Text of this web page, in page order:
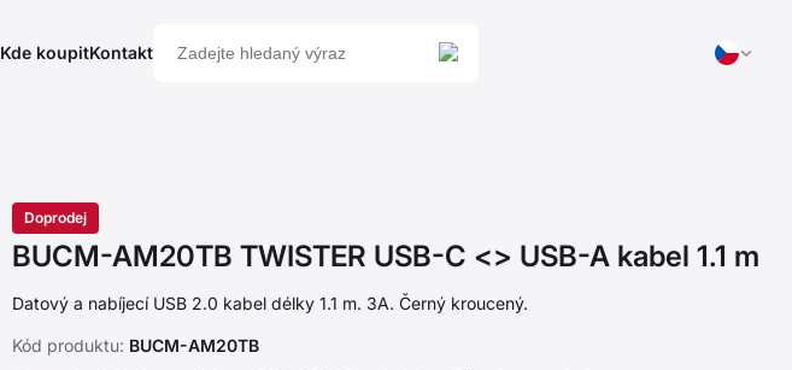
Kde koupitKontakt
Doprodej
BUCM-AM20TB TWISTER USB-C <> USB-A kabel 1.1 m
Datový a nabíjecí USB 2.0 kabel délky 1.1 m. 3A. Černý kroucený.
Kód produktu: BUCM-AM20TB